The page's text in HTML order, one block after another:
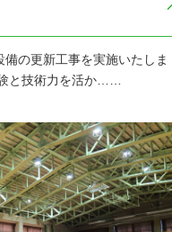
の更新工事を実施いたしま
と技術力を活か……